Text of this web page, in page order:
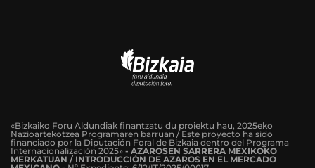
«Bizkaiko Foru Aldundiak finantzatu du proiektu hau, 2025eko
Nazioartekotzea Programaren barruan / Este proyecto ha sido
financiado por la Diputación Foral de Bizkaia dentro del Programa
Internacionalización 2025» - AZAROSEN SARRERA MEXIKOKO
MERKATUAN / INTRODUCCIÓN DE AZAROS EN EL MERCADO